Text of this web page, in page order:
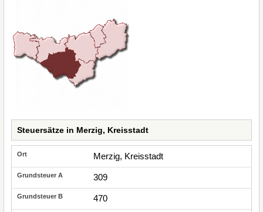
Steuersätze in Merzig, Kreisstadt
Merzig, Kreisstadt
309
470